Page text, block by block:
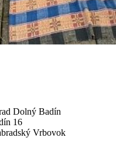
Dolný Badín
16
Vrbovok